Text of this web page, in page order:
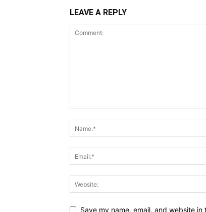
LEAVE A REPLY
Save my name, email, and website